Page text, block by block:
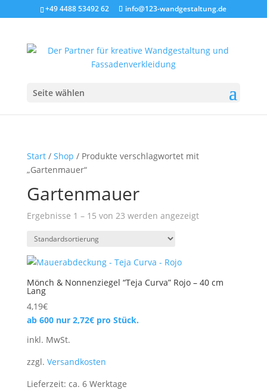
+49 4488 53492 62 info@123-wandgestaltung.de
Seite wählen
Start/ Shop / Produkte verschlagwortet mit
„Gartenmauer“
Gartenmauer
Ergebnisse 1 – 15 von 23 werden angezeigt
Mönch & Nonnenziegel “Teja Curva” Rojo – 40 cm
Lang
4,19€
ab 600 nur 2,72€pro Stück.
inkl. MwSt.
zzgl. Versandkosten
Lieferzeit: ca. 6 Werktage